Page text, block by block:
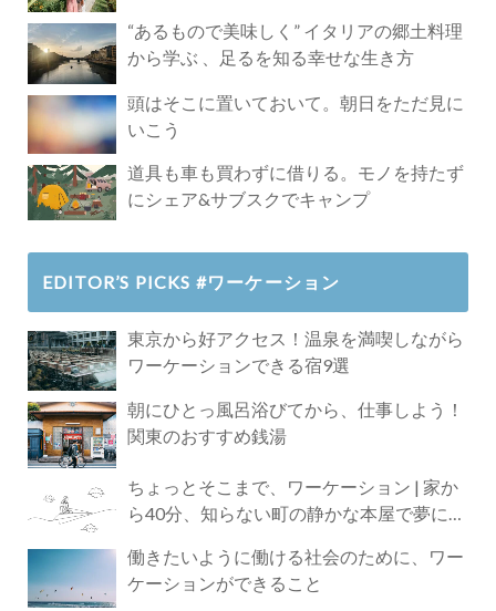
“あるもので美味しく” イタリアの郷土料理
から学ぶ 、足るを知る幸せな生き方
頭はそこに置いておいて。朝日をただ見に
いこう
道具も車も買わずに借りる。モノを持たず
にシェア&サブスクでキャンプ
EDITOR’S PICKS #ワーケーション
東京から好アクセス！温泉を満喫しながら
ワーケーションできる宿9選
朝にひとっ風呂浴びてから、仕事しよう！
関東のおすすめ銭湯
ちょっとそこまで、ワーケーション | 家か
ら40分、知らない町の静かな本屋で夢に近
働きたいように働ける社会のために、ワー
ケーションができること